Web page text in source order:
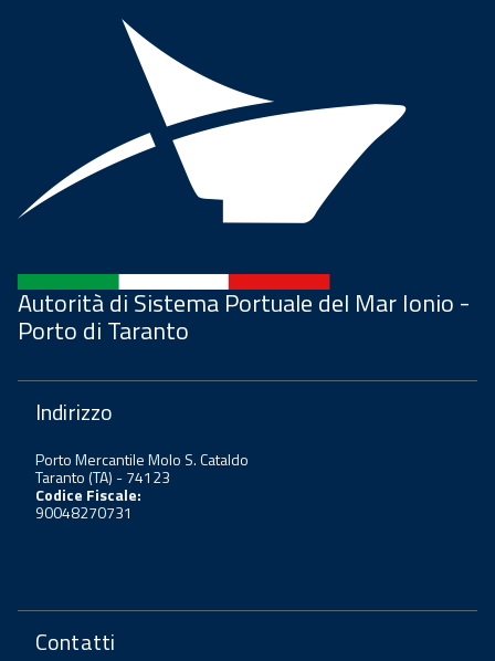
Autorità di Sistema Portuale del Mar Ionio -
Porto di Taranto
Indirizzo
Porto Mercantile Molo S. Cataldo
Taranto (TA) - 74123
Codice Fiscale:
90048270731
Contatti